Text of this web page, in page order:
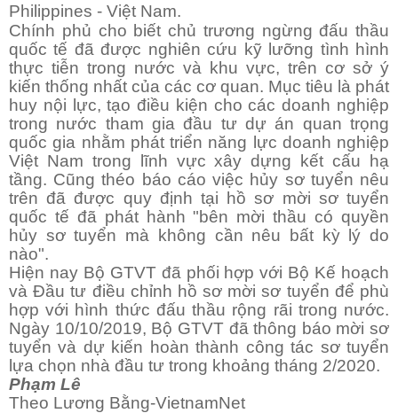
Philippines - Việt Nam.
Chính phủ cho biết chủ trương ngừng đấu thầu
quốc tế đã được nghiên cứu kỹ lưỡng tình hình
thực tiễn trong nước và khu vực, trên cơ sở ý
kiến thống nhất của các cơ quan. Mục tiêu là phát
huy nội lực, tạo điều kiện cho các doanh nghiệp
trong nước tham gia đầu tư dự án quan trọng
quốc gia nhằm phát triển năng lực doanh nghiệp
Việt Nam trong lĩnh vực xây dựng kết cấu hạ
tầng. Cũng théo báo cáo việc hủy sơ tuyển nêu
trên đã được quy định tại hồ sơ mời sơ tuyển
quốc tế đã phát hành "bên mời thầu có quyền
hủy sơ tuyển mà không cần nêu bất kỳ lý do
nào".
Hiện nay Bộ GTVT đã phối hợp với Bộ Kế hoạch
và Đầu tư điều chỉnh hồ sơ mời sơ tuyển để phù
hợp với hình thức đấu thầu rộng rãi trong nước.
Ngày 10/10/2019, Bộ GTVT đã thông báo mời sơ
tuyển và dự kiến hoàn thành công tác sơ tuyển
lựa chọn nhà đầu tư trong khoảng tháng 2/2020.
Phạm Lê
Theo Lương Bằng-VietnamNet